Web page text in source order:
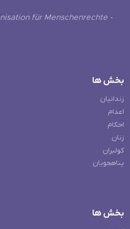
für Menschenrechte -
بخش ها
زندانیان
اعدام
احکام
زنان
کولبران
پناهجویان
بخش ها